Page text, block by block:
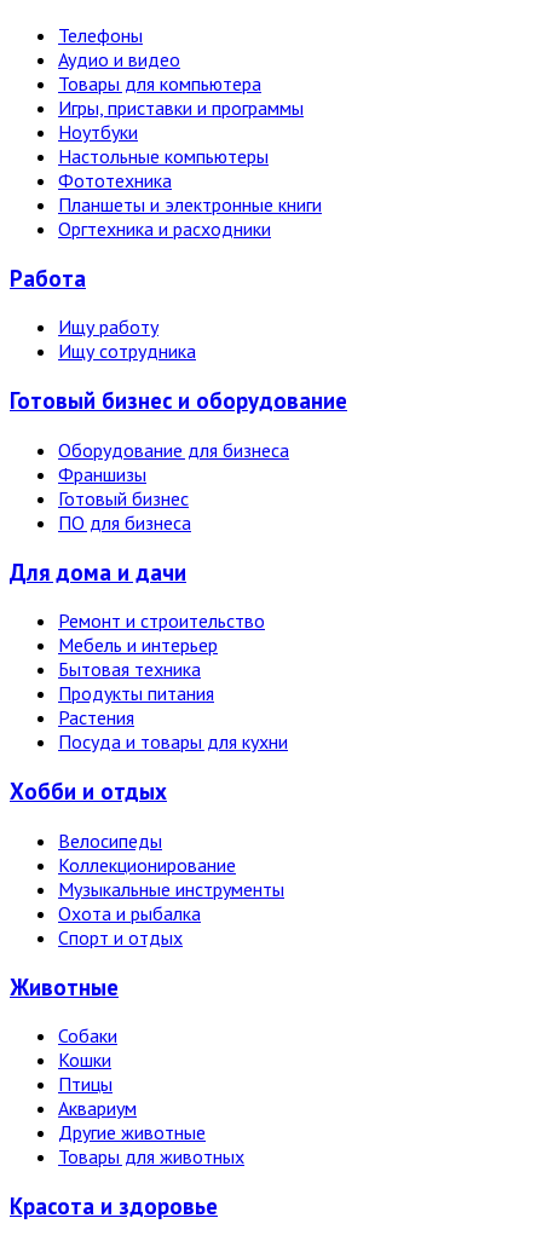
Телефоны
Аудио и видео
Товары для компьютера
Игры, приставки и программы
Ноутбуки
Настольные компьютеры
Фототехника
Планшеты и электронные книги
Оргтехника и расходники
Работа
Ищу работу
Ищу сотрудника
Готовый бизнес и оборудование
Оборудование для бизнеса
Франшизы
Готовый бизнес
ПО для бизнеса
Для дома и дачи
Ремонт и строительство
Мебель и интерьер
Бытовая техника
Продукты питания
Растения
Посуда и товары для кухни
Хобби и отдых
Велосипеды
Коллекционирование
Музыкальные инструменты
Охота и рыбалка
Спорт и отдых
Животные
Собаки
Кошки
Птицы
Аквариум
Другие животные
Товары для животных
Красота и здоровье